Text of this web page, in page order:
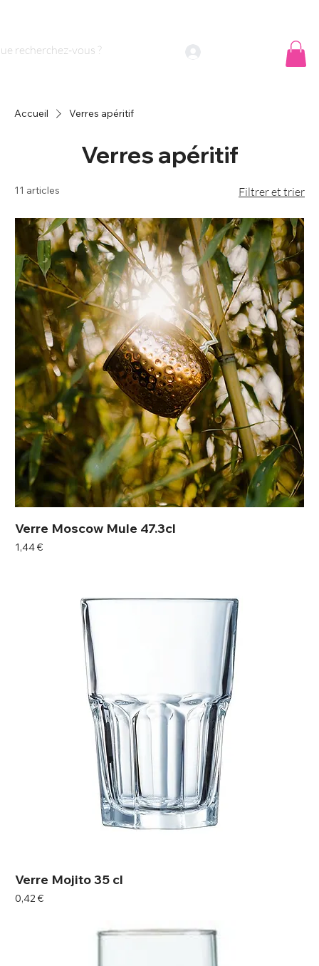
nous ?
Accueil Verres apéritif
Verres apéritif
11 articles Filtrer et trier
Verre Moscow Mule 47.3cl
Prix
1,44 €
Verre Mojito 35 cl
Prix
0,42 €